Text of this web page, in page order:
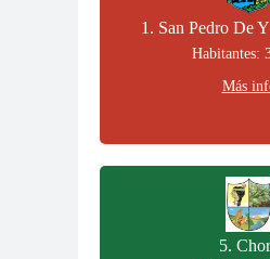
1. San Pedro De
Habitantes:
Más
5.